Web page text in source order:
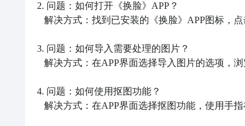
2. 问题：如何打开《换脸》APP？
3. 问题：如何导入需要处理的图片？
4. 问题：如何使用抠图功能？